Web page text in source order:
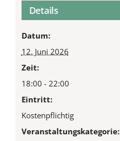
Details
Datum:
12. Juni 2026
Zeit:
18:00 - 22:00
Eintritt:
Kostenpflichtig
Veranstaltungskategorie: